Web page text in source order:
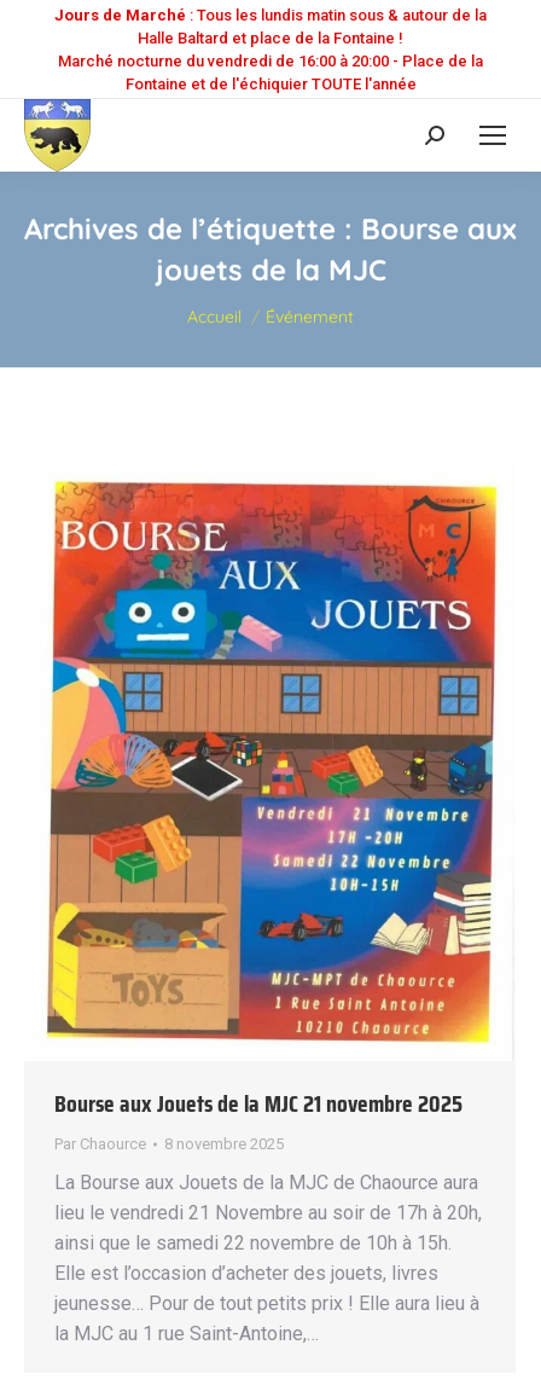
Jours de Marché : Tous les lundis matin sous & autour de la
Halle Baltard et place de la Fontaine !
Marché nocturne du vendredi de 16:00 à 20:00 - Place de la
Fontaine et de l'échiquier TOUTE l'année
Recherche
:
Archives de l’étiquette : Bourse aux
jouets de la MJC
Vous êtes ici :
Accueil Événement
Bourse aux Jouets de la MJC 21 novembre 2025
Par Chaource 8 novembre 2025
La Bourse aux Jouets de la MJC de Chaource aura
lieu le vendredi 21 Novembre au soir de 17h à 20h,
ainsi que le samedi 22 novembre de 10h à 15h.
Elle est l’occasion d’acheter des jouets, livres
jeunesse… Pour de tout petits prix ! Elle aura lieu à
la MJC au 1 rue Saint-Antoine,…